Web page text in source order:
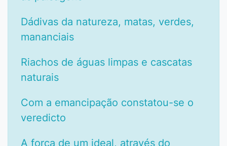
Dádivas da natureza, matas, verdes,
mananciais
Riachos de águas limpas e cascatas
naturais
Com a emancipação constatou-se o
veredicto
A força de um ideal, através do